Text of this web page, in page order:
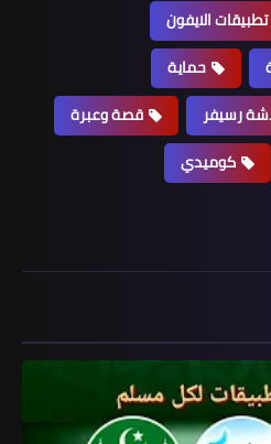
تطبيقات الايفون
حماية
رسيفر
قصة وعبرة
كوميدي